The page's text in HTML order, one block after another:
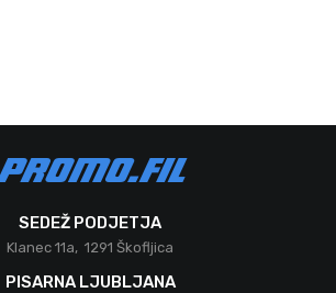
SEDEŽ PODJETJA
Klanec 11a, 1291 Škofljica
PISARNA LJUBLJANA